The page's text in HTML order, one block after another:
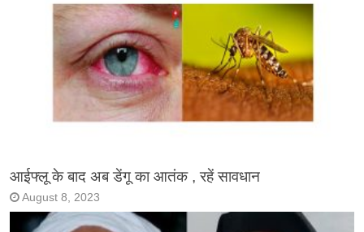
आईफ्लू के बाद अब डेंगू का आतंक , रहें सावधान
August 8, 2023